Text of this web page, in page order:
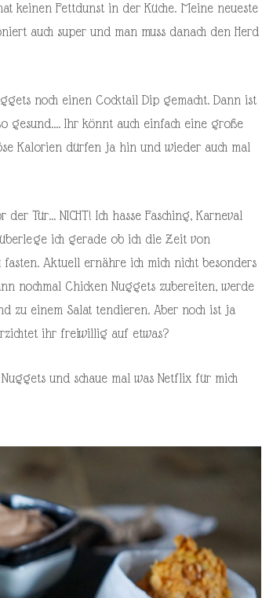
keinen Fettdunst in der Küche. Meine neueste
auch super und man muss danach den Herd
noch einen Cocktail Dip gemacht. Dann ist
gesund…. Ihr könnt auch einfach eine große
Kalorien dürfen ja hin und wieder auch mal
Tür… NICHT! Ich hasse Fasching, Karneval
ich gerade ob ich die Zeit von
Aktuell ernähre ich mich nicht besonders
nochmal Chicken Nuggets zubereiten, werde
zu einem Salat tendieren. Aber noch ist ja
ihr freiwillig auf etwas?
und schaue mal was Netflix für mich